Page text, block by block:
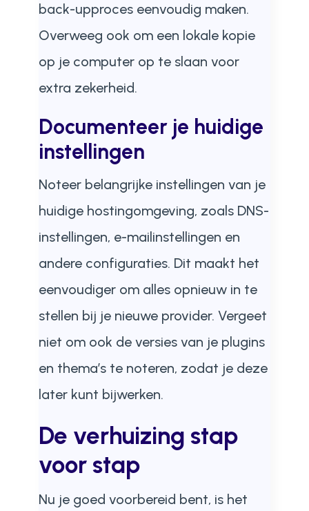
back-upproces eenvoudig maken.
Overweeg ook om een lokale kopie
op je computer op te slaan voor
extra zekerheid.
Documenteer je huidige
instellingen
Noteer belangrijke instellingen van je
huidige hostingomgeving, zoals DNS-
instellingen, e-mailinstellingen en
andere configuraties. Dit maakt het
eenvoudiger om alles opnieuw in te
stellen bij je nieuwe provider. Vergeet
niet om ook de versies van je plugins
en thema’s te noteren, zodat je deze
later kunt bijwerken.
De verhuizing stap
voor stap
Nu je goed voorbereid bent, is het